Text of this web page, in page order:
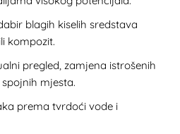
blagih kiselih sredstava
kompozit.
pregled, zamjena istrošenih
mjesta.
prema tvrdoći vode i